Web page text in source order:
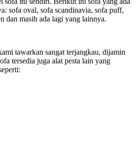
sofa oval, sofa scandinavia, sofa puff,
dan masih ada lagi yang lainnya.
tawarkan sangat terjangkau, dijamin
tersedia juga alat pesta lain yang